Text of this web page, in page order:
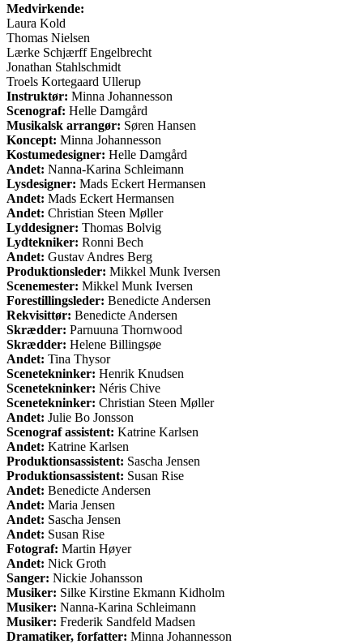
Medvirkende:
Laura Kold
Thomas Nielsen
Lærke Schjærff Engelbrecht
Jonathan Stahlschmidt
Troels Kortegaard Ullerup
Instruktør: Minna Johannesson
Scenograf: Helle Damgård
Musikalsk arrangør: Søren Hansen
Koncept: Minna Johannesson
Kostumedesigner: Helle Damgård
Andet: Nanna-Karina Schleimann
Lysdesigner: Mads Eckert Hermansen
Andet: Mads Eckert Hermansen
Andet: Christian Steen Møller
Lyddesigner: Thomas Bolvig
Lydtekniker: Ronni Bech
Andet: Gustav Andres Berg
Produktionsleder: Mikkel Munk Iversen
Scenemester: Mikkel Munk Iversen
Forestillingsleder: Benedicte Andersen
Rekvisittør: Benedicte Andersen
Skrædder: Parnuuna Thornwood
Skrædder: Helene Billingsøe
Andet: Tina Thysor
Scenetekninker: Henrik Knudsen
Scenetekninker: Néris Chive
Scenetekninker: Christian Steen Møller
Andet: Julie Bo Jonsson
Scenograf assistent: Katrine Karlsen
Andet: Katrine Karlsen
Produktionsassistent: Sascha Jensen
Produktionsassistent: Susan Rise
Andet: Benedicte Andersen
Andet: Maria Jensen
Andet: Sascha Jensen
Andet: Susan Rise
Fotograf: Martin Høyer
Andet: Nick Groth
Sanger: Nickie Johansson
Musiker: Silke Kirstine Ekmann Kidholm
Musiker: Nanna-Karina Schleimann
Musiker: Frederik Sandfeld Madsen
Dramatiker, forfatter: Minna Johannesson